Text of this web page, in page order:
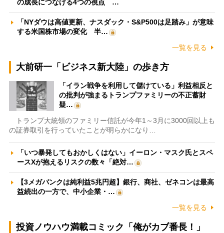
の成長につなげる4つの視点 …
「NYダウは高値更新、ナスダック・S&P500は足踏み」が意味
する米国株市場の変化 半…
一覧を見る
大前研一「ビジネス新大陸」の歩き方
「イラン戦争を利用して儲けている」利益相反と
の批判が強まるトランプファミリーの不正蓄財
疑…
トランプ大統領のファミリー信託が今年1～3月に3000回以上も
の証券取引を行っていたことが明らかになり…
「いつ暴発してもおかしくはない」イーロン・マスク氏とスペ
ースXが抱えるリスクの数々「絶対…
【3メガバンクは純利益5兆円超】銀行、商社、ゼネコンは最高
益続出の一方で、中小企業・…
一覧を見る
投資ノウハウ満載コミック「俺がカブ番長！」